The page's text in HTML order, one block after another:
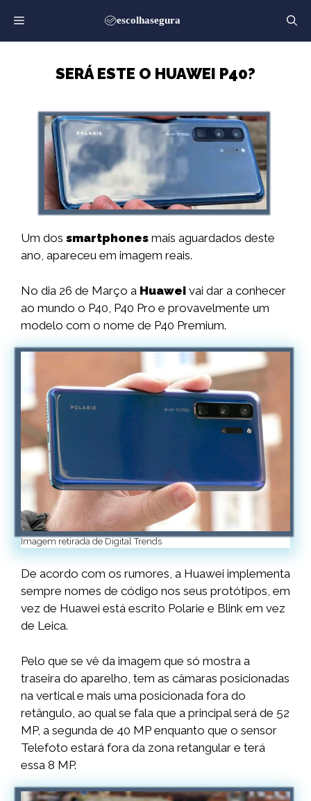
para
o
SERÁ ESTE O HUAWEI P40?
Um dos smartphones mais aguardados deste
ano, apareceu em imagem reais.
No dia 26 de Março a Huawei vai dar a conhecer
ao mundo o P40, P40 Pro e provavelmente um
modelo com o nome de P40 Premium.
Imagem retirada de Digital Trends
De acordo com os rumores, a Huawei implementa
sempre nomes de código nos seus protótipos, em
vez de Huawei está escrito Polarie e Blink em vez
de Leica.
Pelo que se vê da imagem que só mostra a
traseira do aparelho, tem as câmaras posicionadas
na vertical e mais uma posicionada fora do
retângulo, ao qual se fala que a principal será de 52
MP, a segunda de 40 MP enquanto que o sensor
Telefoto estará fora da zona retangular e terá
essa 8 MP.